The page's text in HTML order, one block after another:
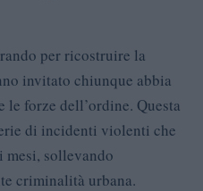
per ricostruire la
invitato chiunque abbia
forze dell’ordine. Questa
di incidenti violenti che
sollevando
criminalità urbana.